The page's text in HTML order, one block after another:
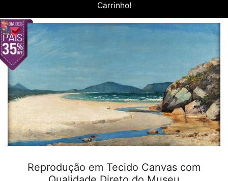
Carrinho!
Reprodução em Tecido Canvas com